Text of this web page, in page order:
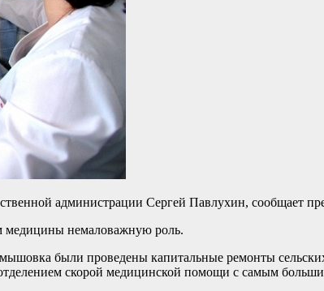
администрации Сергей Павлухин, сообщает
медицины немаловажную роль.
были проведены капитальные ремонты
скорой медицинской помощи с самым